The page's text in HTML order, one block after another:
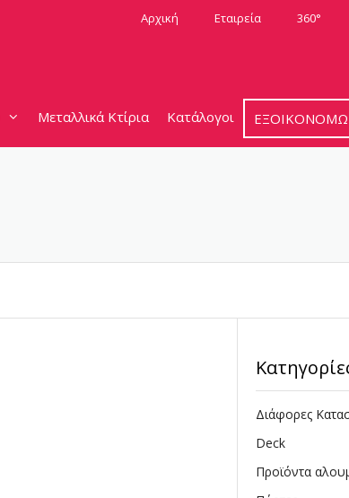
Αρχική Εταιρεία 360°
Μεταλλικά Κτίρια Κατάλογοι ΕΞΟΙΚΟΝΟΜΩ
Διάφορες
Deck
Προϊόντα